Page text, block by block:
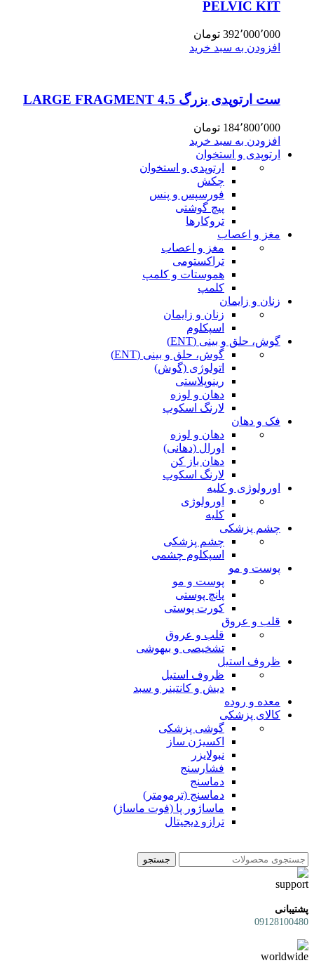
PELVIC KIT
392٬000٬000 تومان
افزودن به سبد خرید
ست ارتوپدی بزرگ 4.5 LARGE FRAGMENT
184٬800٬000 تومان
افزودن به سبد خرید
ارتوپدی و استخوان
ارتوپدی و استخوان
چکش
فورسپس و پنس
پیچ گوشتی
تروکارها
مغز و اعصاب
مغز و اعصاب
تراکستومی
هموستات و کلمپ
کلمپ
زنان و زایمان
زنان و زایمان
اسپکلوم
گوش، حلق و بینی (ENT)
گوش، حلق و بینی (ENT)
اتولوژی (گوش)
رینوپلاستی
دهان و لوزه
لارنگ اسکوپ
فک و دهان
دهان و لوزه
اورال (دهانی)
دهان باز کن
لارنگ اسکوپ
اورولوژی و کلیه
اورولوژی
کلیه
چشم پزشکی
چشم پزشکی
اسپکلوم چشمی
پوست و مو
پوست و مو
پانچ پوستی
کورت پوستی
قلب و عروق
قلب و عروق
تشخیصی و بیهوشی
ظروف استیل
ظروف استیل
دیش و کانتینر و سبد
معده و روده
کالای پزشکی
گوشی پزشکی
اکسیژن ساز
نبولایزر
فشارسنج
دماسنج
دماسنج (ترمومتر)
ماساژور پا (فوت ماساژ)
ترازو دیجیتال
جستجو
پشتیبانی
09128100480